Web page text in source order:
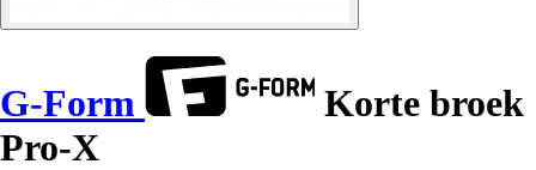
G-Form
Korte broek
Pro-X